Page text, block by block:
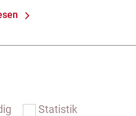
Statistik